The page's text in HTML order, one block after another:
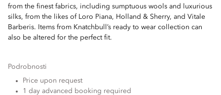
from the finest fabrics, including sumptuous wools and luxurious
silks, from the likes of Loro Piana, Holland & Sherry, and Vitale
Barberis. Items from Knatchbull’s ready to wear collection can
also be altered for the perfect fit.
Podrobnosti
Price upon request
1 day advanced booking required